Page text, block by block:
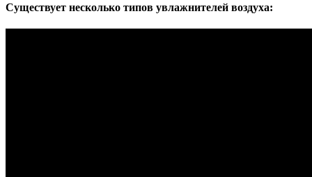
Существует несколько типов увлажнителей воздуха: